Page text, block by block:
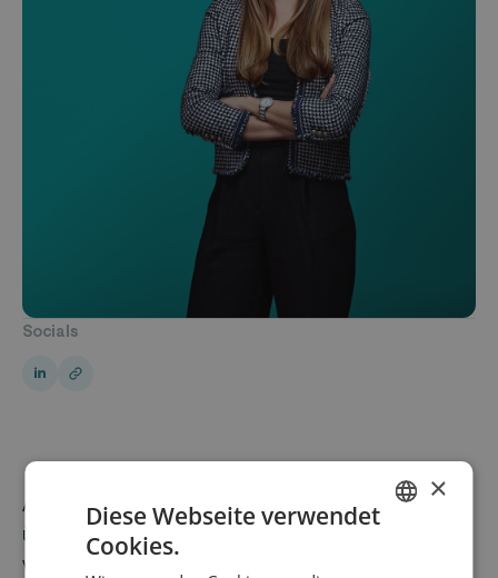
Socials
Als Manager im Investment Team unterstützt sie
über den gesamten Investitionszyklus hinweg,
von der Recherche und Durchführung von
×
Diese Webseite verwendet
Cookies.